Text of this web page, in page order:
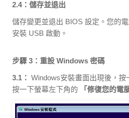
2.4：儲存並退出
儲存變更並退出 BIOS 設定。您的
安裝 USB 啟動。
步驟 3：重設 Windows 密碼
3.1： Windows安裝畫面出現後，按
按一下螢幕左下角的
「修復您的電